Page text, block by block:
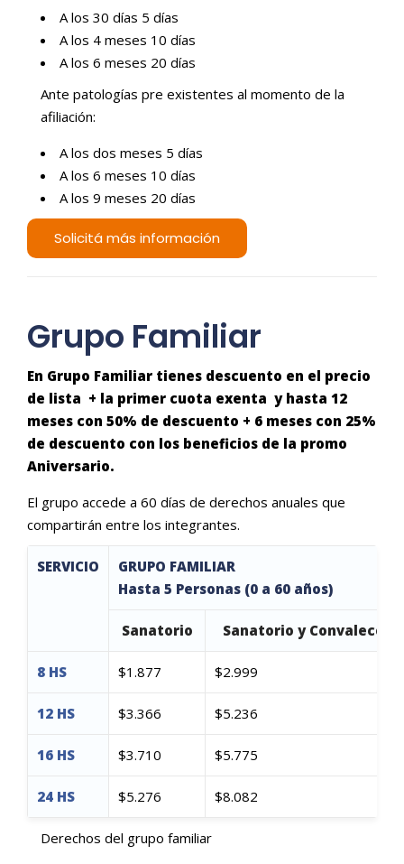
A los 30 días 5 días
A los 4 meses 10 días
A los 6 meses 20 días
Ante patologías pre existentes al momento de la
afiliación:
A los dos meses 5 días
A los 6 meses 10 días
A los 9 meses 20 días
Solicitá más información
Grupo Familiar
En Grupo Familiar tienes descuento en el precio
de lista + la primer cuota exenta y hasta 12
meses con 50% de descuento + 6 meses con 25%
de descuento con los beneficios de la promo
Aniversario.
El grupo accede a 60 días de derechos anuales que
compartirán entre los integrantes.
SERVICIO
GRUPO FAMILIAR
Hasta 5 Personas (0 a 60 años)
Sanatorio Sanatorio y
8 HS $1.877 $2.999
12 HS $3.366 $5.236
16 HS $3.710 $5.775
24 HS $5.276 $8.082
Derechos del grupo familiar